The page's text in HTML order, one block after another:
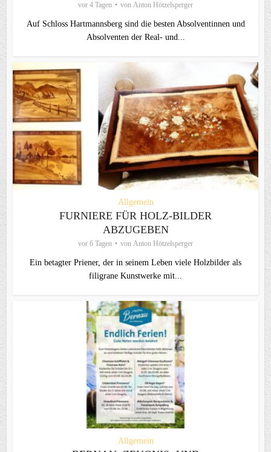
vor 4 Tagen von Anton Hötzelsperger
Auf Schloss Hartmannsberg sind die besten Absolventinnen und
Absolventen der Real- und...
Allgemein
FURNIERE FÜR HOLZ-BILDER
ABZUGEBEN
vor 6 Tagen von Anton Hötzelsperger
Ein betagter Priener, der in seinem Leben viele Holzbilder als
filigrane Kunstwerke mit...
Allgemein